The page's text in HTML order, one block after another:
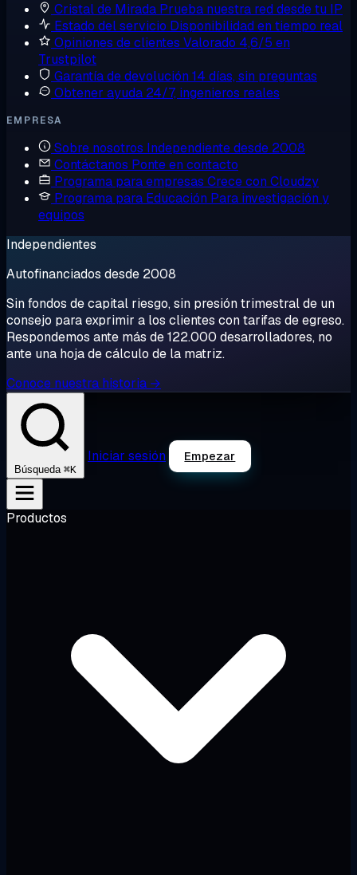
Cristal de Mirada Prueba nuestra red desde tu IP
Estado del servicio Disponibilidad en tiempo real
Opiniones de clientes Valorado 4,6/5 en
Trustpilot
Garantía de devolución 14 días, sin preguntas
Obtener ayuda 24/7, ingenieros reales
EMPRESA
Sobre nosotros Independiente desde 2008
Contáctanos Ponte en contacto
Programa para empresas Crece con Cloudzy
Programa para Educación Para investigación y
equipos
Independientes
Autofinanciados desde 2008
Sin fondos de capital riesgo, sin presión trimestral de un
consejo para exprimir a los clientes con tarifas de egreso.
Respondemos ante más de 122.000 desarrolladores, no
ante una hoja de cálculo de la matriz.
Conoce nuestra historia →
Búsqueda ⌘K
Iniciar sesión Empezar
Productos